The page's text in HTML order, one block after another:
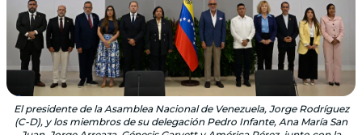
El presidente de la Asamblea Nacional de Venezuela, Jorge Rodríguez
(C-D), y los miembros de su delegación Pedro Infante, Ana María San